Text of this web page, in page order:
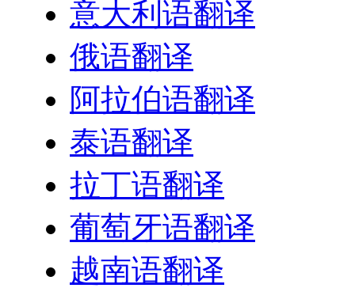
意大利语翻译
俄语翻译
阿拉伯语翻译
泰语翻译
拉丁语翻译
葡萄牙语翻译
越南语翻译